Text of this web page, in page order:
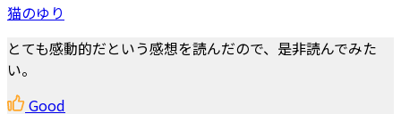
猫のゆり
とても感動的だという感想を読んだので、是非読んでみた
い。
Good